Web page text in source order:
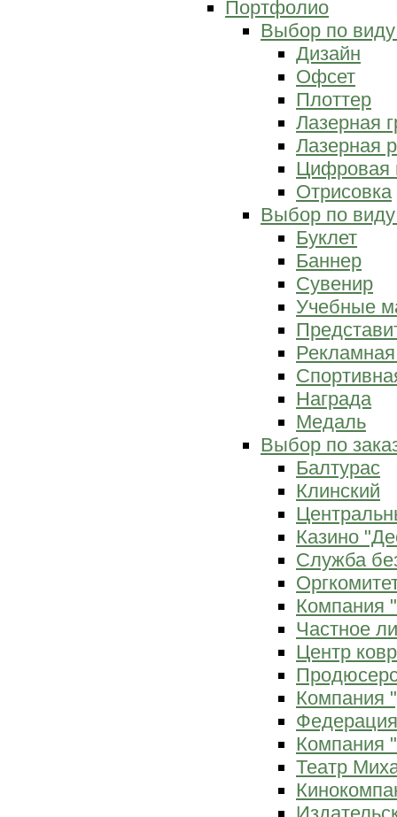
Портфолио
Выбор по
Дизайн
Офсет
Плоттер
Лазерная
Лазерная
Цифровая
Отрисовка
Выбор по
Буклет
Баннер
Сувенир
Учебные
Награда
Медаль
Выбор по
Балтурас
Клинский
Казино
Служба
Компания
Частное
Центр
Компания
Компания
Театр